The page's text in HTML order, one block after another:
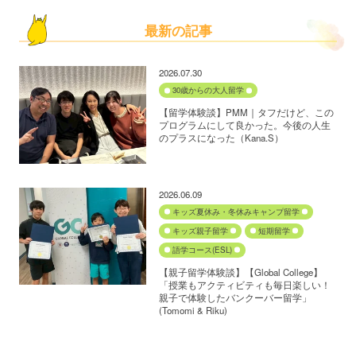
最新の記事
2026.07.30
30歳からの大人留学
【留学体験談】PMM｜タフだけど、この
プログラムにして良かった。今後の人生
のプラスになった（Kana.S）
2026.06.09
キッズ夏休み・冬休みキャンプ留学
キッズ親子留学
短期留学
語学コース(ESL)
【親子留学体験談】【Global College】
「授業もアクティビティも毎日楽しい！
親子で体験したバンクーバー留学」
(Tomomi & Riku)